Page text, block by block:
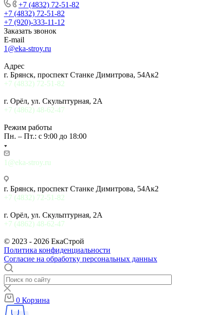
+7 (4832) 72-51-82
+7 (4832) 72-51-82
+7 (920)-333-11-12
Заказать звонок
E-mail
1@eka-stroy.ru
Адрес
г. Брянск, проспект Станке Димитрова, 54Ак2
+7 (4832) 72-51-82
г. Орёл, ул. Скульптурная, 2А
+7 (4862) 48-62-47
Режим работы
Пн. – Пт.: с 9:00 до 18:00
1@eka-stroy.ru
г. Брянск, проспект Станке Димитрова, 54Ак2
+7 (4832) 72-51-82
г. Орёл, ул. Скульптурная, 2А
+7 (4862) 48-62-47
© 2023 - 2026 ЕкаСтрой
Политика конфиденциальности
Согласие на обработку персональных данных
0 Корзина